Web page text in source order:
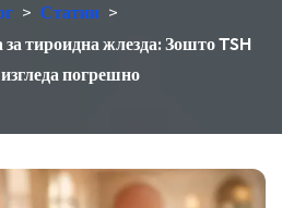
> Статии >
тироидна жлезда: Зошто TSH
погрешно